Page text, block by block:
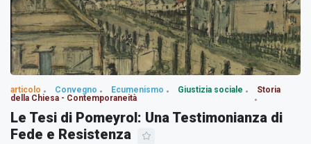
articolo Convegno Ecumenismo Giustizia sociale
Storia
della Chiesa - Contemporaneità
Le Tesi di Pomeyrol: Una Testimonianza di
Fede e Resistenza